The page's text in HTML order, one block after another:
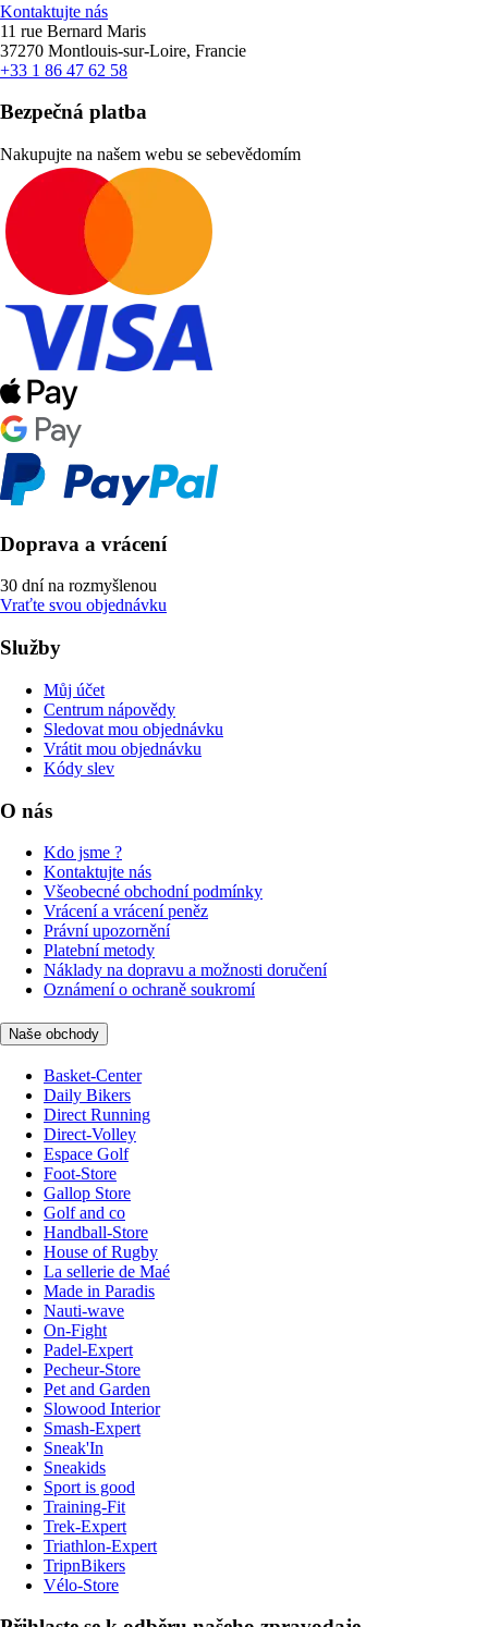
Kontaktujte nás
11 rue Bernard Maris
37270 Montlouis-sur-Loire, Francie
+33 1 86 47 62 58
Bezpečná platba
Nakupujte na našem webu se sebevědomím
Doprava a vrácení
30 dní na rozmyšlenou
Vraťte svou objednávku
Služby
Můj účet
Centrum nápovědy
Sledovat mou objednávku
Vrátit mou objednávku
Kódy slev
O nás
Kdo jsme ?
Kontaktujte nás
Všeobecné obchodní podmínky
Vrácení a vrácení peněz
Právní upozornění
Platební metody
Náklady na dopravu a možnosti doručení
Oznámení o ochraně soukromí
Naše obchody
Basket-Center
Daily Bikers
Direct Running
Direct-Volley
Espace Golf
Foot-Store
Gallop Store
Golf and co
Handball-Store
House of Rugby
La sellerie de Maé
Made in Paradis
Nauti-wave
On-Fight
Padel-Expert
Pecheur-Store
Pet and Garden
Slowood Interior
Smash-Expert
Sneak'In
Sneakids
Sport is good
Training-Fit
Trek-Expert
Triathlon-Expert
TripnBikers
Vélo-Store